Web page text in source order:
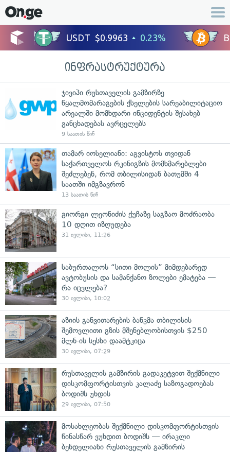
ინფრასტრუქტურა
ჯივიპი რუსთაველის გამზირზე
წყალმომარაგების ქსელების სარეაბილიტაციო
არეალში მომხდარი ინციდენტის შესახებ
განცხადებას ავრცელებს
9 საათის წინ
თამარ იოსელიანი: აგვისტოს თვიდან
საქართველოს რკინიგზის მომხმარებლები
შეძლებენ, რომ თბილისიდან ბათუმში 4
საათში იმგზავრონ
13 საათის წინ
გიორგი ლეონიძის ქუჩაზე საგზაო მოძრაობა
10 დღით იზღუდება
31 ივლისი, 11:26
საბურთალოს “სითი მოლის” მიმდებარედ
ავტობუსის და სამანქანო ზოლები ემატება —
რა იცვლება?
30 ივლისი, 10:02
აზიის განვითარების ბანკმა თბილისის
შემოვლითი გზის მშენებლობისთვის $250
მლნ-ის სესხი დაამტკიცა
30 ივლისი, 07:29
რუსთაველის გამზირის გადაკეტვით შექმნილი
დისკომფორტისთვის კალაძე საზოგადოებას
ბოდიშს უხდის
29 ივლისი, 07:50
მოსახლეობას შექმნილი დისკომფორტისთვის
წინასწარ ვუხდით ბოდიშს — ირაკლი
ბენდელიანი რუსთაველის გამზირის